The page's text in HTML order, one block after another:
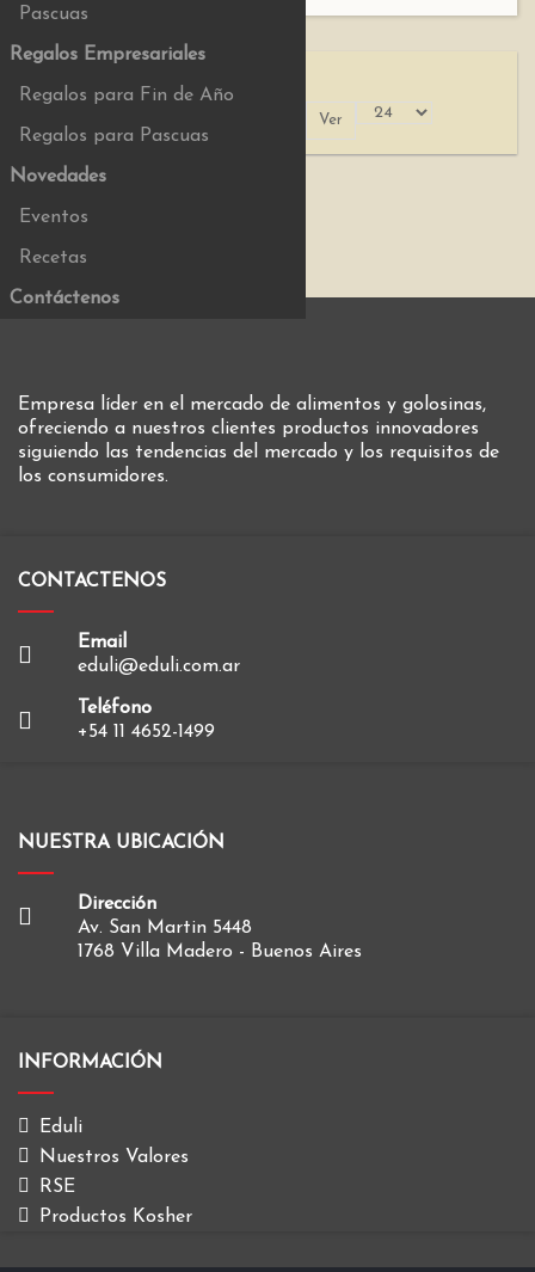
Ver
Empresa líder en el mercado de alimentos y golosinas,
ofreciendo a nuestros clientes productos innovadores
siguiendo las tendencias del mercado y los requisitos de
los consumidores.
CONTACTENOS
Email
eduli@eduli.com.ar
Teléfono
+54 11 4652-1499
NUESTRA UBICACIÓN
Dirección
Av. San Martin 5448
1768 Villa Madero - Buenos Aires
INFORMACIÓN
Eduli
Nuestros Valores
RSE
Productos Kosher
Pascuas
Regalos Empresariales
Regalos para Fin de Año
Regalos para Pascuas
Novedades
Eventos
Recetas
Contáctenos